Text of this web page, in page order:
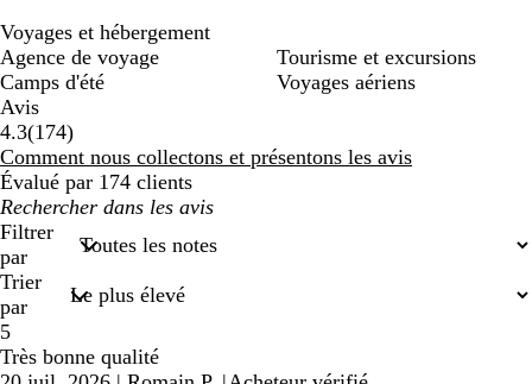
Voyages et hébergement
Agence de voyage
Camps d'été
Tourisme et excursions
Voyages aériens
Avis
4.3(174174
avis
)
Comment nous collectons et présentons les avis
Évalué par 174 clients
Mes
recherches
saisies
Filtrer
par
Trier
par
5
Très bonne qualité